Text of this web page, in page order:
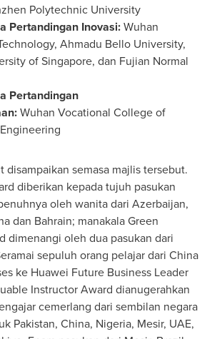
Polytechnic University
Pertandingan Inovasi:Wuhan
Ahmadu Bello University,
of Singapore, dan Fujian Normal
Pertandingan
Wuhan Vocational College of
disampaikan semasa majlis tersebut.
diberikan kepada tujuh pasukan
oleh wanita dari Azerbaijan,
dan Bahrain; manakala Green
dimenangi oleh dua pasukan dari
sepuluh orang pelajar dari China
ke Huawei Future Business Leader
Instructor Award dianugerahkan
cemerlang dari sembilan negara
Pakistan, China, Nigeria, Mesir, UAE,